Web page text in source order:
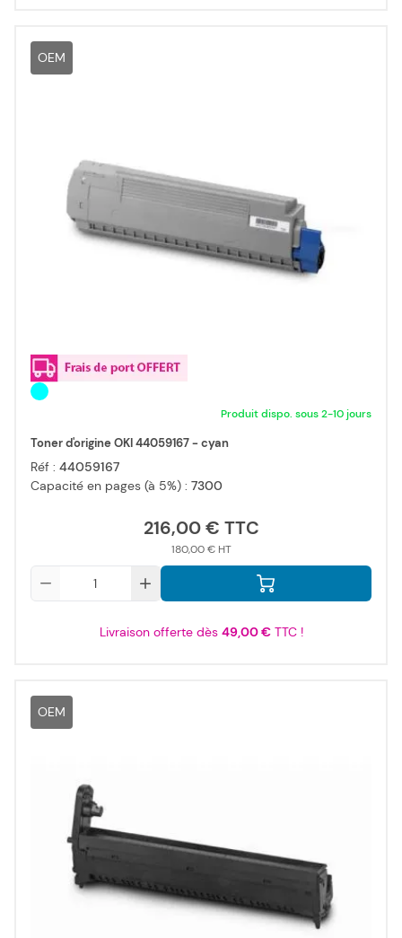
OEM
Produit dispo. sous 2-10 jours
Toner d'origine OKI 44059167 - cyan
Réf : 44059167
Capacité en pages (à 5%) : 7300
216,00 €
180,00 €
Livraison offerte dès 49,00 €TTC !
OEM